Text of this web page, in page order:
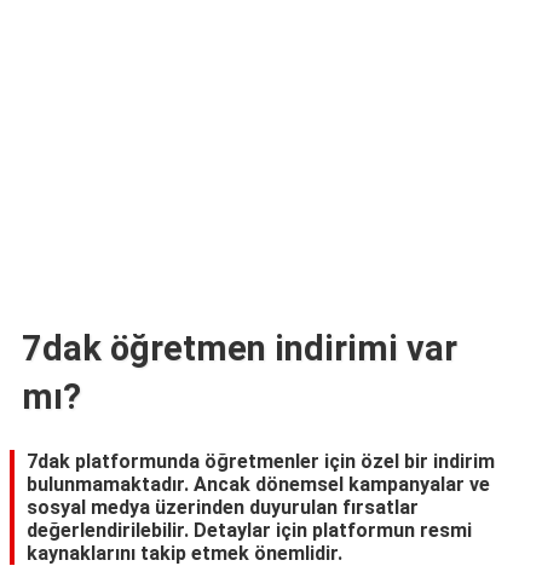
7dak öğretmen indirimi var
mı?
7dak platformunda öğretmenler için özel bir indirim
bulunmamaktadır. Ancak dönemsel kampanyalar ve
sosyal medya üzerinden duyurulan fırsatlar
değerlendirilebilir. Detaylar için platformun resmi
kaynaklarını takip etmek önemlidir.